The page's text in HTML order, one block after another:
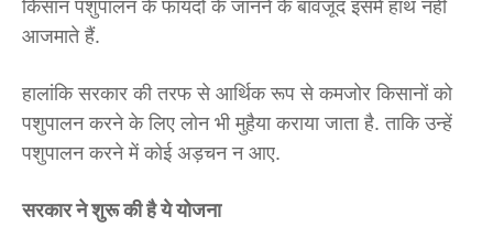
किसान पशुपालन के फायदों के जानने के बावजूद इसमें हाथ नहीं
आजमाते हैं.
हालांकि सरकार की तरफ से आर्थिक रूप से कमजोर किसानों को
पशुपालन करने के लिए लोन भी मुहैया कराया जाता है. ताकि उन्हें
पशुपालन करने में कोई अड़चन न आए.
सरकार ने शुरू की है ये योजना